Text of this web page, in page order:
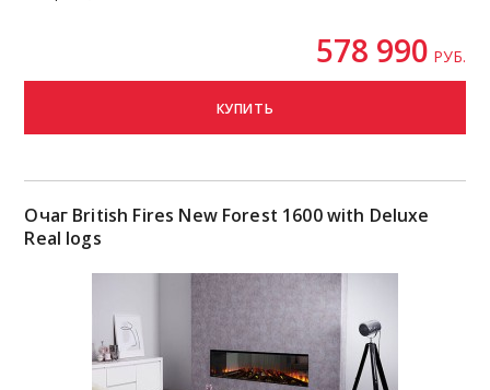
578 990 РУБ.
КУПИТЬ
Очаг British Fires New Forest 1600 with Deluxe
Real logs